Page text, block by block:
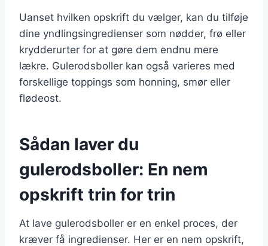
Uanset hvilken opskrift du vælger, kan du tilføje
dine yndlingsingredienser som nødder, frø eller
krydderurter for at gøre dem endnu mere
lækre. Gulerodsboller kan også varieres med
forskellige toppings som honning, smør eller
flødeost.
Sådan laver du
gulerodsboller: En nem
opskrift trin for trin
At lave gulerodsboller er en enkel proces, der
kræver få ingredienser. Her er en nem opskrift,